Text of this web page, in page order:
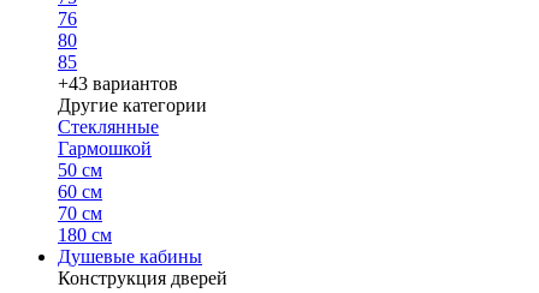
76
80
85
+43 вариантов
Другие категории
Стеклянные
Гармошкой
50 см
60 см
70 см
180 см
Душевые кабины
Конструкция дверей